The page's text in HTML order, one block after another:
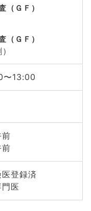
（ＧＦ）
（ＧＦ）
〜13:00
登録済
医